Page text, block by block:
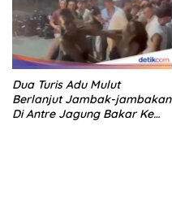
Dua Turis Adu Mulut
Berlanjut Jambak-jambakan
Di Antre Jagung Bakar Ke